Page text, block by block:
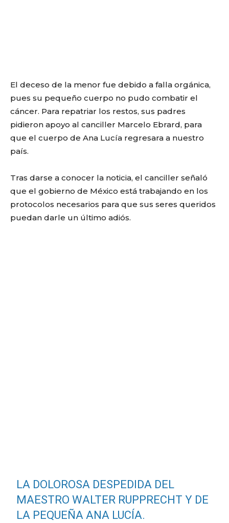
El deceso de la menor fue debido a falla orgánica,
pues su pequeño cuerpo no pudo combatir el
cáncer. Para repatriar los restos, sus padres
pidieron apoyo al canciller Marcelo Ebrard, para
que el cuerpo de Ana Lucía regresara a nuestro
país.
Tras darse a conocer la noticia, el canciller señaló
que el gobierno de México está trabajando en los
protocolos necesarios para que sus seres queridos
puedan darle un último adiós.
LA DOLOROSA DESPEDIDA DEL
MAESTRO WALTER RUPPRECHT Y DE
LA PEQUEÑA ANA LUCÍA.